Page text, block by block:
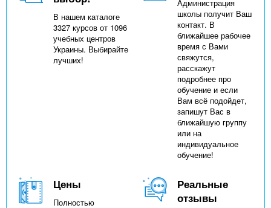
В нашем каталоге
3327 курсов от 1096
учебных центров
Украины. Выбирайте
лучших!
Администрация
школы получит Ваш
контакт. В
ближайшее рабочее
время с Вами
свяжутся,
расскажут
подробнее про
обучение и если
Вам всё подойдет,
запишут Вас в
ближайшую группу
или на
индивидуальное
обучение!
Цены
Полностью
Реальные
отзывы